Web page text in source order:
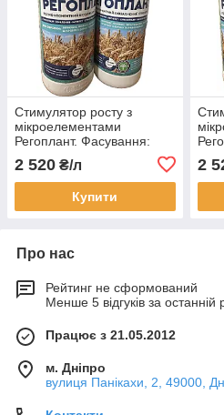
Стимулятор росту з
мікроелементами
Регоплант. Фасування:
2 520 ₴/л
Купити
2
Про нас
Рейтинг не сформований
Менше 5 відгуків за останній
Працює з 21.05.2012
м. Дніпро
вулиця Панікахи, 2, 49000,